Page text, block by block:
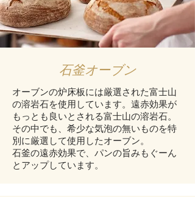
石釜オーブン
オーブンの炉床板には厳選された富士山
の溶岩石を使用しています。遠赤効果が
もっとも良いとされる富士山の溶岩石。
その中でも、希少な気泡の無いものを特
別に厳選して使用したオーブン。
​石釜の遠赤効果で、パンの旨みもぐーん
とアップしています。